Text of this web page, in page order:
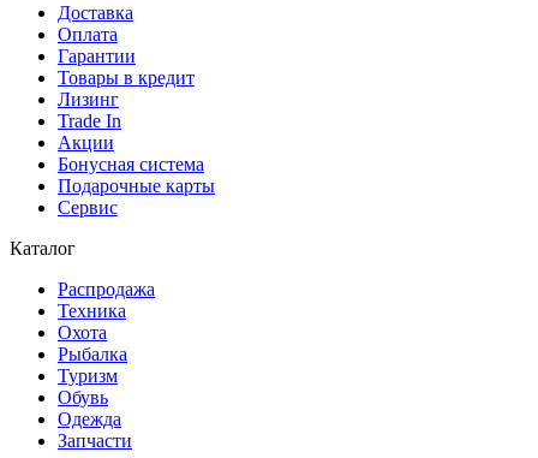
Доставка
Оплата
Гарантии
Товары в кредит
Лизинг
Trade In
Акции
Бонусная система
Подарочные карты
Сервис
Каталог
Распродажа
Техника
Охота
Рыбалка
Туризм
Обувь
Одежда
Запчасти